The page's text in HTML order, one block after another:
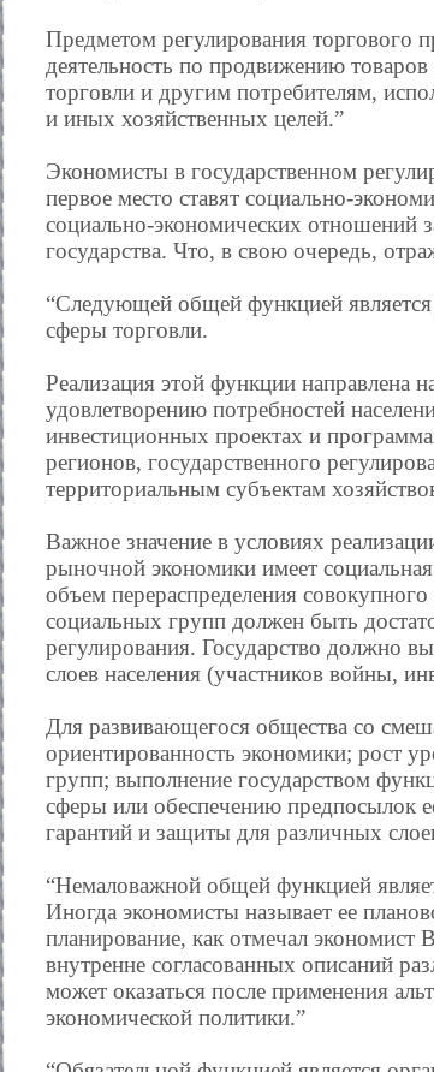
Предметом регулирования торгового
деятельность по продвижению
торговли и другим потребителям,
и иных хозяйственных целей.”
Экономисты в государственном
первое место ставят социально-
социально-экономических отношений
государства. Что, в свою очередь,
“Следующей общей функцией является
сферы торговли.
Реализация этой функции направлена
удовлетворению потребностей
инвестиционных проектах и
регионов, государственного
территориальным субъектам
Важное значение в условиях
рыночной экономики имеет
объем перераспределения
социальных групп должен быть
регулирования. Государство должно
слоев населения (участников войны,
Для развивающегося общества со
ориентированность экономики; рост
групп; выполнение государством
сферы или обеспечению предпосылок
гарантий и защиты для различных
“Немаловажной общей функцией
Иногда экономисты называет ее
планирование, как отмечал экономист
внутренне согласованных описаний
может оказаться после применения
экономической политики.”